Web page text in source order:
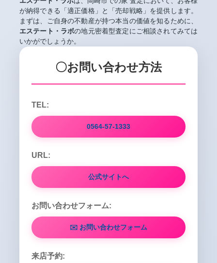
が納得できる「適正価格」と「売却戦略」を提供します。
まずは、ご自身の不動産が持つ本当の価値を知るために、
エステート・ラボの地元密着型査定にご相談されてみては
いかがでしょうか。
〇お問い合わせ方法
TEL:
0564-57-1333
URL:
公式サイトへ
お問い合わせフォーム:
✉️ お問い合わせフォーム
来店予約: